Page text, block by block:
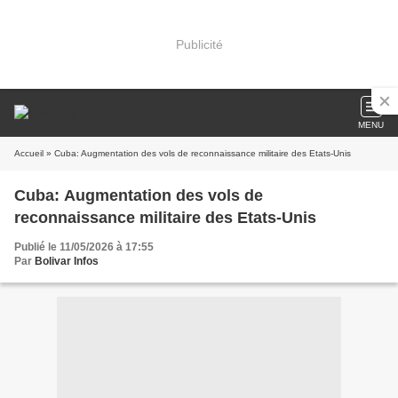
Publicité
MENU
Accueil » Cuba: Augmentation des vols de reconnaissance militaire des Etats-Unis
Cuba: Augmentation des vols de
reconnaissance militaire des Etats-Unis
Publié le 11/05/2026 à 17:55
Par Bolivar Infos